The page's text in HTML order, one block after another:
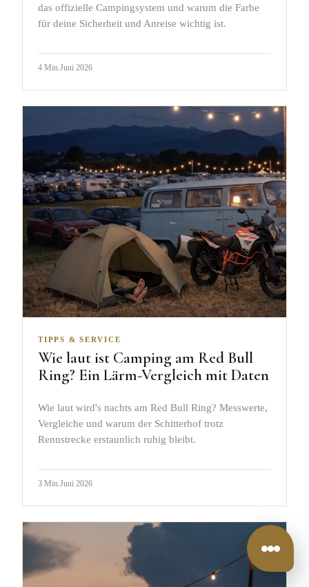
das offizielle Campingsystem und warum die Farbe
für deine Sicherheit und Anreise wichtig ist.
4 Min.Juni 2026
TIPPS & SERVICE
Wie laut ist Camping am Red Bull
Ring? Ein Lärm-Vergleich mit Daten
Wie laut wird's nachts am Red Bull Ring? Messwerte,
Vergleiche und warum der Schitterhof trotz
Rennstrecke erstaunlich ruhig bleibt.
3 Min. Juni 2026